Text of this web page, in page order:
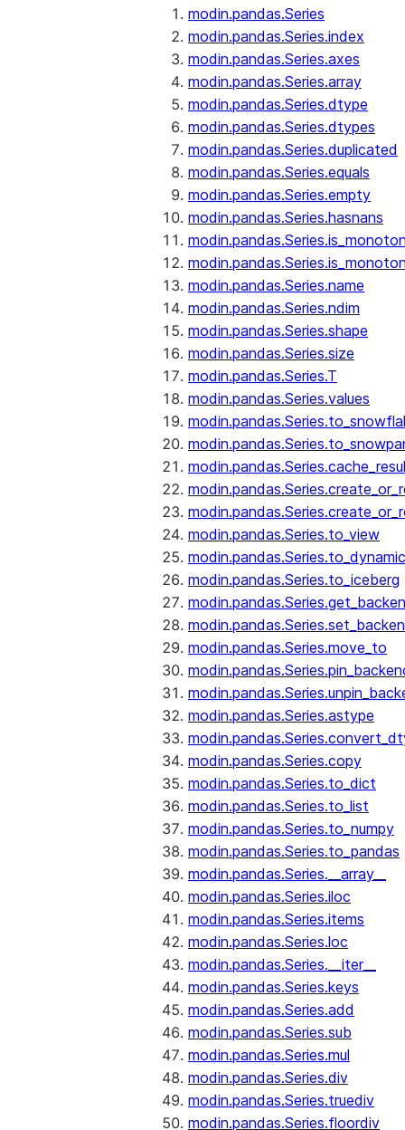
modin.pandas.Series
modin.pandas.Series.index
modin.pandas.Series.axes
modin.pandas.Series.array
modin.pandas.Series.dtype
modin.pandas.Series.dtypes
modin.pandas.Series.duplicated
modin.pandas.Series.equals
modin.pandas.Series.empty
modin.pandas.Series.hasnans
modin.pandas.Series.name
modin.pandas.Series.ndim
modin.pandas.Series.shape
modin.pandas.Series.size
modin.pandas.Series.T
modin.pandas.Series.values
modin.pandas.Series.to_view
modin.pandas.Series.to_iceberg
modin.pandas.Series.move_to
modin.pandas.Series.astype
modin.pandas.Series.copy
modin.pandas.Series.to_dict
modin.pandas.Series.to_list
modin.pandas.Series.to_numpy
modin.pandas.Series.to_pandas
modin.pandas.Series.__array__
modin.pandas.Series.iloc
modin.pandas.Series.items
modin.pandas.Series.loc
modin.pandas.Series.__iter__
modin.pandas.Series.keys
modin.pandas.Series.add
modin.pandas.Series.sub
modin.pandas.Series.mul
modin.pandas.Series.div
modin.pandas.Series.truediv
modin.pandas.Series.floordiv